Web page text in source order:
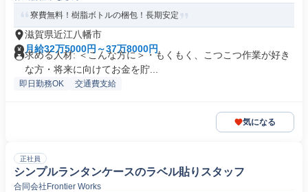
寮費無料！樹脂ボトルの梱包！長期安定
滋賀県近江八幡市
月給32万5000円～37万8000円
求める人材: ＜こんな方に＞・もくもく、こつこつ作業が好き
な方・将来に向けてお金を貯...
即日勤務OK 交通費支給
気になる
正社員
シンプルランタンケースのラベル貼りスタッフ
合同会社Frontier Works